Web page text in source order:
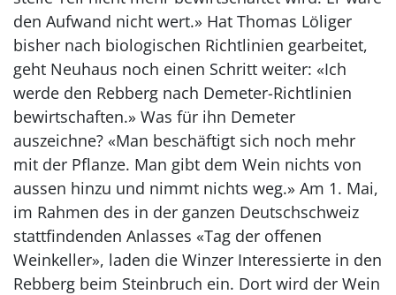
den Aufwand nicht wert.» Hat Thomas Löliger
bisher nach biologischen Richtlinien gearbeitet,
geht Neuhaus noch einen Schritt weiter: «Ich
werde den Rebberg nach Demeter-Richtlinien
bewirtschaften.» Was für ihn Demeter
auszeichne? «Man beschäftigt sich noch mehr
mit der Pflanze. Man gibt dem Wein nichts von
aussen hinzu und nimmt nichts weg.» Am 1. Mai,
im Rahmen des in der ganzen Deutschschweiz
stattfindenden Anlasses «Tag der offenen
Weinkeller», laden die Winzer Interessierte in den
Rebberg beim Steinbruch ein. Dort wird der Wein